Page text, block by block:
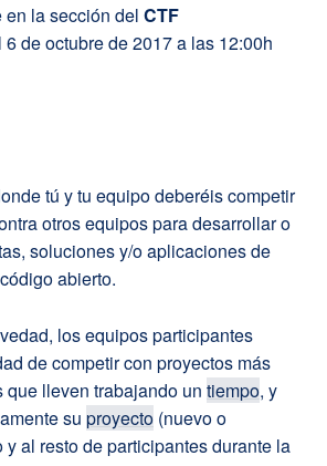
la sección del CTF
6 de octubre de 2017 a las 12:00h
tú y tu equipo deberéis competir
otros equipos para desarrollar o
soluciones y/o aplicaciones de
abierto.
los equipos participantes
de competir con proyectos más
que lleven trabajando un tiempo, y
su proyecto (nuevo o
al resto de participantes durante la